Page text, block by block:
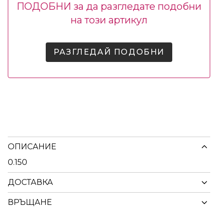
ПОДОБНИ за да разгледате подобни
на този артикул
РАЗГЛЕДАЙ ПОДОБНИ
ОПИСАНИЕ
0.150
ДОСТАВКА
ВРЪЩАНЕ